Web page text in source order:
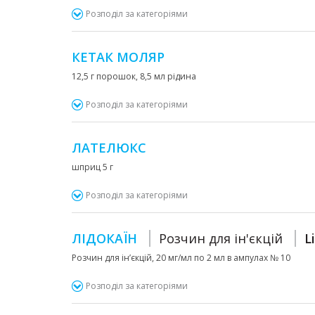
Розподіл за категоріями
КЕТАК МОЛЯР
12,5 г порошок, 8,5 мл рідина
Розподіл за категоріями
ЛАТЕЛЮКС
шприц 5 г
Розподіл за категоріями
ЛІДОКАЇН Розчин для ін'єкцій
Розчин для ін’єкцій, 20 мг/мл по 2 мл в ампулах № 10
Розподіл за категоріями